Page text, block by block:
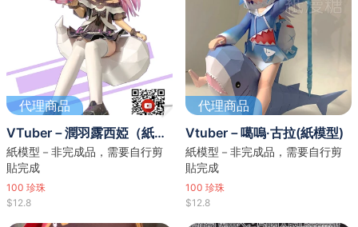
代理商品
VTuber－潤羽露西婭（紙模型）
紙模型－非完成品，需要自行剪
貼完成
100 珍珠
$12.8
代理商品
Vtuber－噶嗚·古拉(紙模型)
紙模型－非完成品，需要自行剪
貼完成
100 珍珠
$12.8